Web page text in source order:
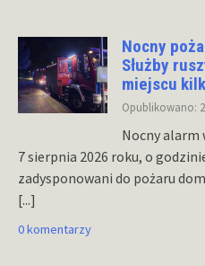
Nocny
Służby
miejscu
Opublikowano:
Nocny alarm
7 sierpnia 2026 roku, o
zadysponowani do pożaru
[...]
0 komentarzy